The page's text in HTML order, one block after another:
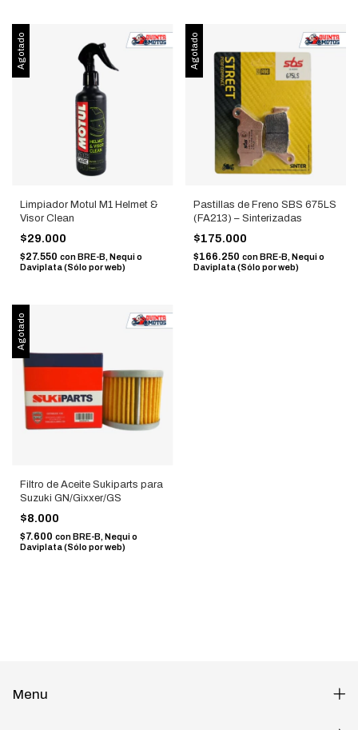
Agotado
Limpiador Motul M1 Helmet &
Visor Clean
$29.000
$27.550 conBRE-B, Nequi o
Daviplata (Sólo por web)
Agotado
Pastillas de Freno SBS 675LS
(FA213) – Sinterizadas
$175.000
$166.250 con BRE-B, Nequi o
Daviplata (Sólo por web)
Agotado
Filtro de Aceite Sukiparts para
Suzuki GN/Gixxer/GS
$8.000
$7.600 con BRE-B, Nequi o
Daviplata (Sólo por web)
Menu